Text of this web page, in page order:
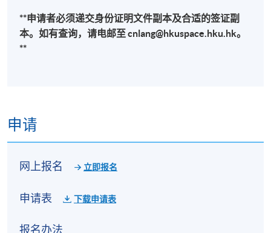
**申请者必须递交身份证明文件副本及合适的签证副
本。如有查询，请电邮至 cnlang@hkuspace.hku.hk。
**
申请
网上报名 立即报名
申请表 下载申请表
报名办法